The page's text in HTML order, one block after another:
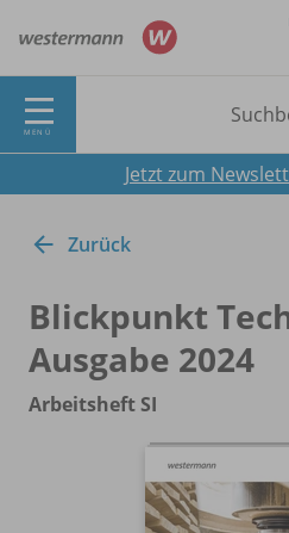
MENÜ
Jetzt zum
Zurück
Blickpunkt
Ausgabe 2024
Arbeitsheft SI